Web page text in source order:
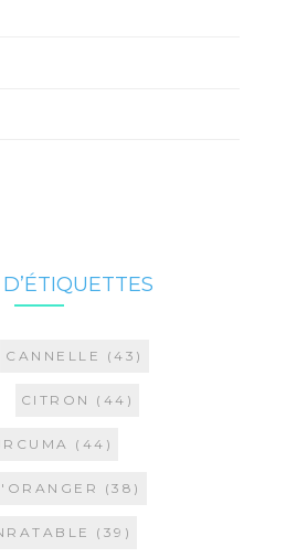
CANNELLE (43)
CITRON (44)
(44)
(38)
(39)